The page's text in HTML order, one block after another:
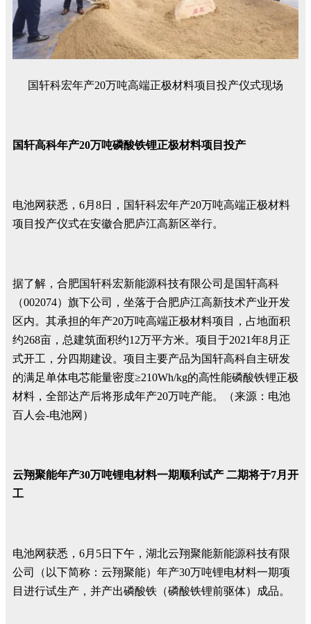
国轩科宏年产20万吨高端正极材料项目投产仪式现场
国轩高科年产20万吨磷酸铁锂正极材料项目投产
电池网获悉，6月8日，国轩科宏年产20万吨高端正极材料
项目投产仪式在安徽合肥庐江高新区举行。
据了解，合肥国轩科宏新能源科技有限公司是国轩高科
（002074）旗下公司，坐落于合肥庐江高新技术产业开发
区内。其承担的年产20万吨高端正极材料项目，占地面积
约268亩，总建筑面积约12万平方米。项目于2021年8月正
式开工，分四期建设。项目主要产品为国轩高科自主研发
的满足单体电芯能量密度≥210Wh/kg的高性能磷酸铁锂正极
材料，全部达产后将形成年产20万吨产能。（来源：电池
百人会-电池网）
云翔聚能年产30万吨锂电材料一期顺利试产 二期将于7月开
工
电池网获悉，6月5日下午，湖北云翔聚能新能源科技有限
公司（以下简称：云翔聚能）年产30万吨锂电材料一期项
目进行试生产，并产出磷酸铁（磷酸铁锂前驱体）成品。